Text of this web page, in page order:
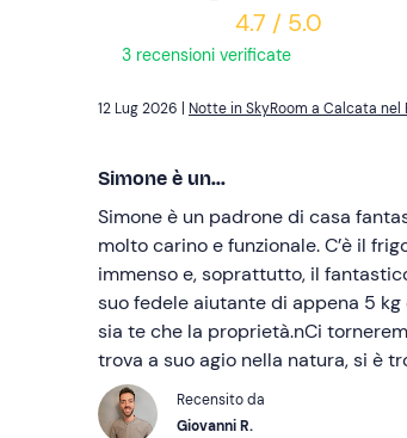
4.7 / 5.0
3 recensioni verificate
Notte in SkyRoom a Calcata nel
Simone è un...
Simone è un padrone di casa
molto carino e funzionale. C’è il
immenso e, soprattutto, il
suo fedele aiutante di appena 5
sia te che la proprietà.nCi
trova a suo agio nella natura, si è
Recensito da
Giovanni R.